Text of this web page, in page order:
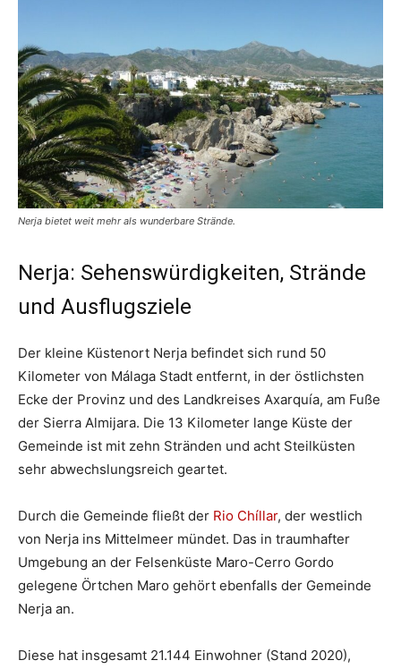
Nerja bietet weit mehr als wunderbare Strände.
Nerja: Sehenswürdigkeiten, Strände
und Ausflugsziele
Der kleine Küstenort Nerja befindet sich rund 50
Kilometer von Málaga Stadt entfernt, in der östlichsten
Ecke der Provinz und des Landkreises Axarquía, am Fuße
der Sierra Almijara. Die 13 Kilometer lange Küste der
Gemeinde ist mit zehn Stränden und acht Steilküsten
sehr abwechslungsreich geartet.
Durch die Gemeinde fließt der Rio Chíllar, der westlich
von Nerja ins Mittelmeer mündet. Das in traumhafter
Umgebung an der Felsenküste Maro-Cerro Gordo
gelegene Örtchen Maro gehört ebenfalls der Gemeinde
Nerja an.
Diese hat insgesamt 21.144 Einwohner (Stand 2020),